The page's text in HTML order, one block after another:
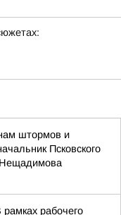
штормов и
Псковского
Нещадимова
рабочего